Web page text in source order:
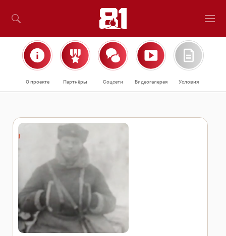
О проекте Партнёры Соцсети Видеогалерея Условия